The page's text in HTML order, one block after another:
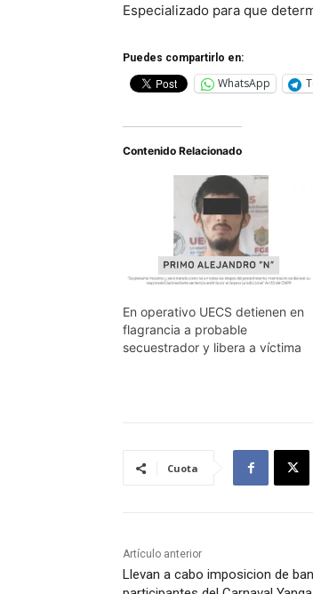
Especializado para que
Puedes compartirlo en:
WhatsApp
Contenido Relacionado
En operativo UECS detienen en
flagrancia a probable
secuestrador y libera a víctima
Cuota
Artículo anterior
Llevan a cabo imposicion de